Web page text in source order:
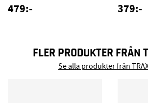
479:- 379:-
FLER PRODUKTER FRÅN
Se alla produkter från